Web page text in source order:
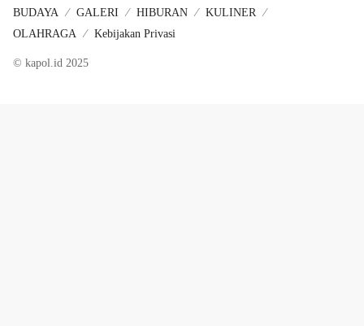
BUDAYA GALERI HIBURAN
KULINER
OLAHRAGA
Kebijakan Privasi
© kapol.id 2025